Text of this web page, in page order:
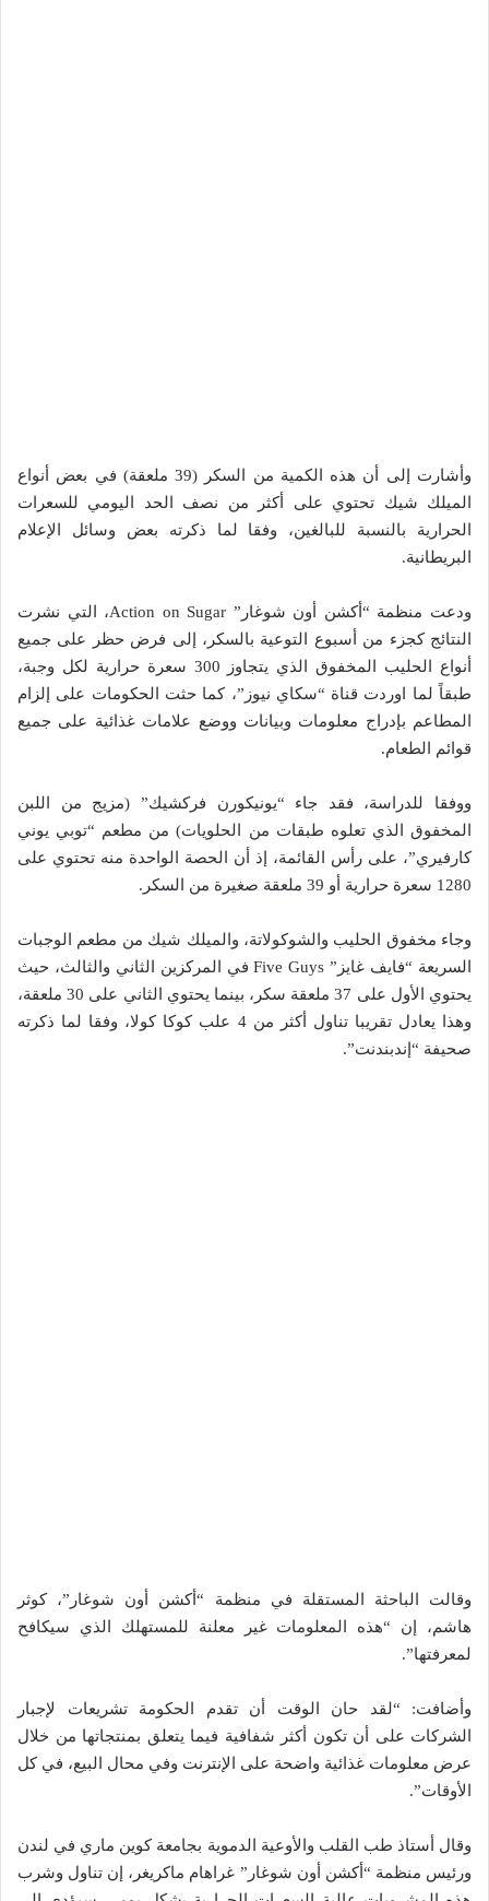
وأشارت إلى أن هذه الكمية من السكر (39 ملعقة) في بعض أنواع
الميلك شيك تحتوي على أكثر من نصف الحد اليومي للسعرات
الحرارية بالنسبة للبالغين، وفقا لما ذكرته بعض وسائل الإعلام
البريطانية.
ودعت منظمة “أكشن أون شوغار” Action on Sugar، التي نشرت
النتائج كجزء من أسبوع التوعية بالسكر، إلى فرض حظر على جميع
أنواع الحليب المخفوق الذي يتجاوز 300 سعرة حرارية لكل وجبة،
طبقاً لما اوردت قناة “سكاي نيوز”، كما حثت الحكومات على إلزام
المطاعم بإدراج معلومات وبيانات ووضع علامات غذائية على جميع
قوائم الطعام.
ووفقا للدراسة، فقد جاء “يونيكورن فركشيك” (مزيج من اللبن
المخفوق الذي تعلوه طبقات من الحلويات) من مطعم “توبي يوني
كارفيري”، على رأس القائمة، إذ أن الحصة الواحدة منه تحتوي على
1280 سعرة حرارية أو 39 ملعقة صغيرة من السكر.
وجاء مخفوق الحليب والشوكولاتة، والميلك شيك من مطعم الوجبات
السريعة “فايف غايز” Five Guys في المركزين الثاني والثالث، حيث
يحتوي الأول على 37 ملعقة سكر، بينما يحتوي الثاني على 30 ملعقة،
وهذا يعادل تقريبا تناول أكثر من 4 علب كوكا كولا، وفقا لما ذكرته
صحيفة “إندبندنت”.
وقالت الباحثة المستقلة في منظمة “أكشن أون شوغار”، كوثر
هاشم، إن “هذه المعلومات غير معلنة للمستهلك الذي سيكافح
لمعرفتها”.
وأضافت: “لقد حان الوقت أن تقدم الحكومة تشريعات لإجبار
الشركات على أن تكون أكثر شفافية فيما يتعلق بمنتجاتها من خلال
عرض معلومات غذائية واضحة على الإنترنت وفي محال البيع، في كل
الأوقات”.
وقال أستاذ طب القلب والأوعية الدموية بجامعة كوين ماري في لندن
ورئيس منظمة “أكشن أون شوغار” غراهام ماكريغر، إن تناول وشرب